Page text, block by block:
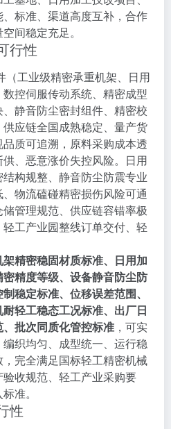
标准、渠道高度互补，合作
间稳定充足。
行性
（工业级精密承重机架、日用
控伺服传动系统、精密成型
静音防尘密封组件、精密校
应链全国成熟稳定、量产货
质可追溯，原料采购成本透
、恶意涨价失控风险。日用
构规整、静音防尘防震专业
物流磕碰精密损伤风险可通
管理规范、供应链容错率极
工产业园整线订单交付、轻
架精密稳固材质标准、日用加
精度等级、设备静音防尘防
稳定标准、位移误差范围、
轻工稳态工况标准、出厂日
批次同质化管控标准 ，可实
织均匀、成型统一、运行稳
完全满足国标轻工精密机械
收规范、轻工产业采购要
准。
性